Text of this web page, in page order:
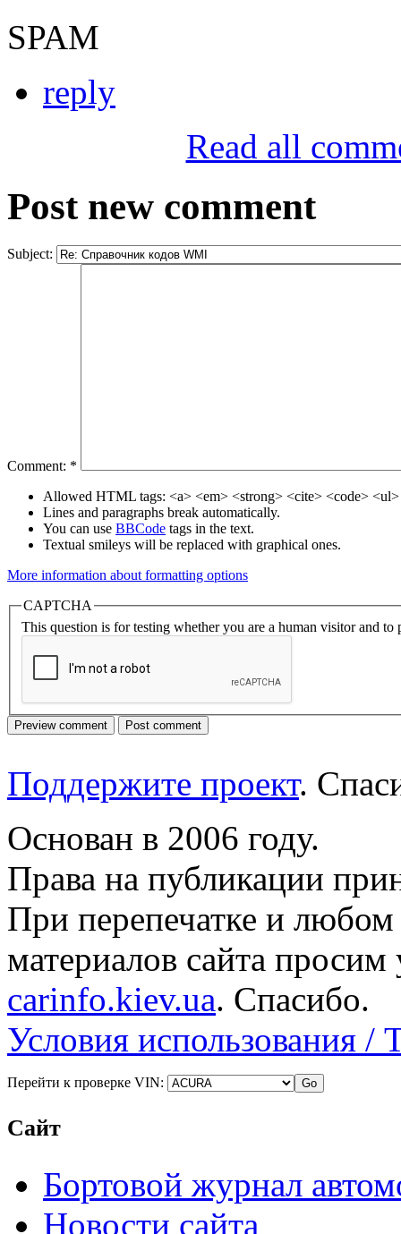
SPAM
reply
Read all
Post new comment
Subject:
Comment: *
Allowed HTML tags: <a> <em> <strong> <cite> <code>
Lines and paragraphs break automatically.
You can use BBCode tags in the text.
Textual smileys will be replaced with graphical ones.
More information about formatting options
CAPTCHA
This question is for testing whether you are a human visitor and to
Поддержите проект.
Основан в 2006 году.
Права на публикации
При перепечатке и
материалов сайта просим
carinfo.kiev.ua. Спасибо.
Условия использования /
Перейти к проверке VIN:
Сайт
Бортовой журнал
Новости сайта